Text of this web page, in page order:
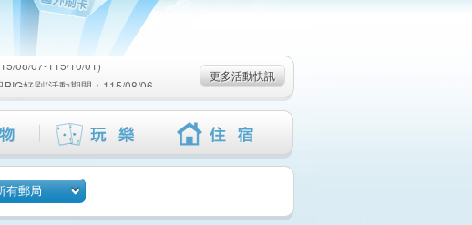
BIG好刷(活動期間：115/08/06-
期間：115/08/06-115/09/02)
08/07-115/10/01)
好刷(活動期間：115/08/06-
期間：115/08/06-115/09/02)
更多活動快訊
有郵局